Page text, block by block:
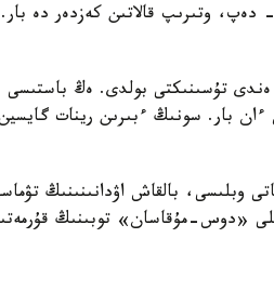
وتىرىپ قالاتىن كەزدەر دە
ەندى تۇسىنىكتى بولدى. ەڭ
ءان بار. سونىڭ ءبىرىن رينات
وبلىسى، بالقاش اۋدانىنىنىڭ
«دوس-مۇقاسان» توبىنىڭ